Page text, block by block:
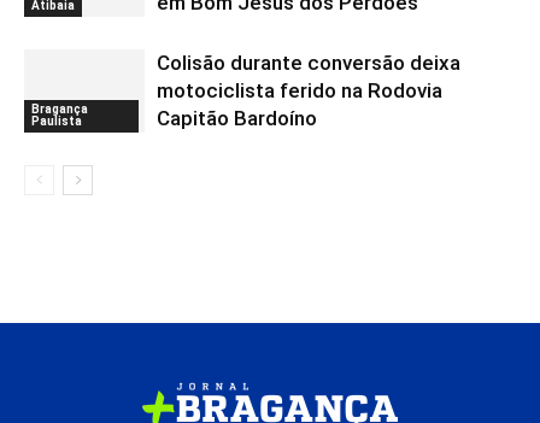
Atibaia
Bragança
Paulista
Colisão durante conversão deixa
motociclista ferido na Rodovia
Capitão Bardoíno